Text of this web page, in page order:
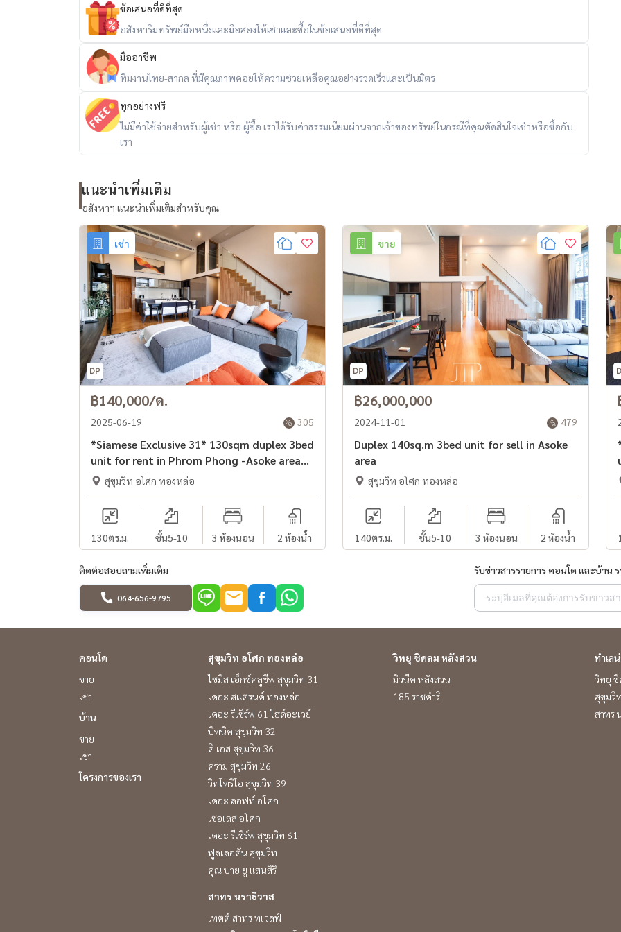
ข้อเสนอที่ดีที่สุด
อสังหาริมทรัพย์มือหนึ่งและมือสองให้เช่าและซื้อในข้อเสนอที่ดีที่สุด
มืออาชีพ
ทีมงานไทย-สากล ที่มีคุณภาพคอยให้ความช่วยเหลือคุณอย่างรวดเร็วและเป็นมิตร
ทุกอย่างฟรี
ไม่มีค่าใช้จ่ายสำหรับผู้เช่า หรือ ผู้ซื้อ เราได้รับค่าธรรมเนียมผ่านจากเจ้าของทรัพย์ในกรณีที่คุณตัดสินใจเช่าหรือซื้อกับ
เรา
แนะนำเพิ่มเติม
อสังหาฯ แนะนำเพิ่มเติมสำหรับคุณ
เช่า
฿140,000/ด.
2025-06-19 305
*Siamese Exclusive 31* 130sqm duplex 3bed
unit for rent in Phrom Phong -Asoke area*
*Large balcony and private lift*
สุขุมวิท อโศก ทองหล่อ
130ตร.ม. ชั้น5-10 3 ห้องนอน 2 ห้องน้ำ
ขาย
฿26,000,000
2024-11-01 479
Duplex 140sq.m 3bed unit for sell in Asoke
area
สุขุมวิท อโศก ทองหล่อ
140ตร.ม. ชั้น5-10 3 ห้องนอน 2 ห้องน้ำ
ติดต่อสอบถามเพิ่มเติม
064-656-9795
รับข่าวสารรายการ คอนโด และบ้าน
คอนโด
ขาย
เช่า
บ้าน
ขาย
เช่า
โครงการของเรา
สุขุมวิท อโศก ทองหล่อ
ไซมิส เอ็กซ์คลูซีฟ สุขุมวิท 31
เดอะ สแตรนด์ ทองหล่อ
เดอะ รีเซิร์ฟ 61 ไฮด์อะเวย์
บีทนิค สุขุมวิท 32
ดิ เอส สุขุมวิท 36
คราม สุขุมวิท 26
วิทโทริโอ สุขุมวิท 39
เดอะ ลอฟท์ อโศก
เซอเลส อโศก
เดอะ รีเซิร์ฟ สุขุมวิท 61
ฟูลเลอตัน สุขุมวิท
คุณ บาย ยู แสนสิริ
วิทยุ ชิดลม หลังสวน
มิวนีค หลังสวน
185 ราชดำริ
สาทร นราธิวาส
เทตต์ สาทร ทเวลฟ์
ทำเล
วิทยุ
สุขุมวิ
สาทร